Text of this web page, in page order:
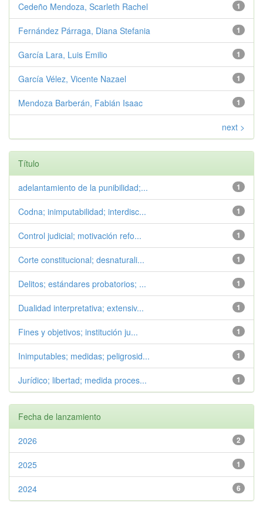
1
Cedeño Mendoza, Scarleth Rachel
1
Fernández Párraga, Diana Stefania
1
García Lara, Luis Emilio
1
García Vélez, Vicente Nazael
1
Mendoza Barberán, Fabián Isaac
next >
Título
1
adelantamiento de la punibilidad;...
1
Codna; inimputabilidad; interdisc...
1
Control judicial; motivación refo...
1
Corte constitucional; desnaturali...
1
Delitos; estándares probatorios; ...
1
Dualidad interpretativa; extensiv...
1
Fines y objetivos; institución ju...
1
Inimputables; medidas; peligrosid...
1
Jurídico; libertad; medida proces...
Fecha de lanzamiento
2
2026
1
2025
6
2024